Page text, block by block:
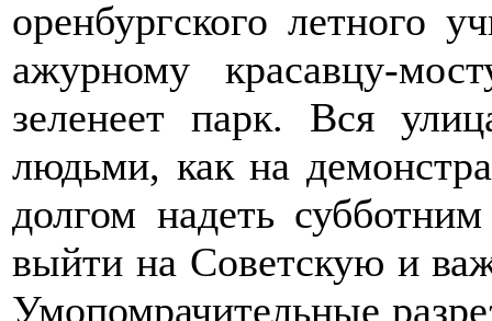
оренбургского летного
ажурному красавцу-
зеленеет парк. Вся
людьми, как на
долгом надеть
выйти на Советскую и
Умопомрачительные